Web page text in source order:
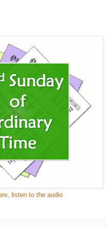
listen to the audio